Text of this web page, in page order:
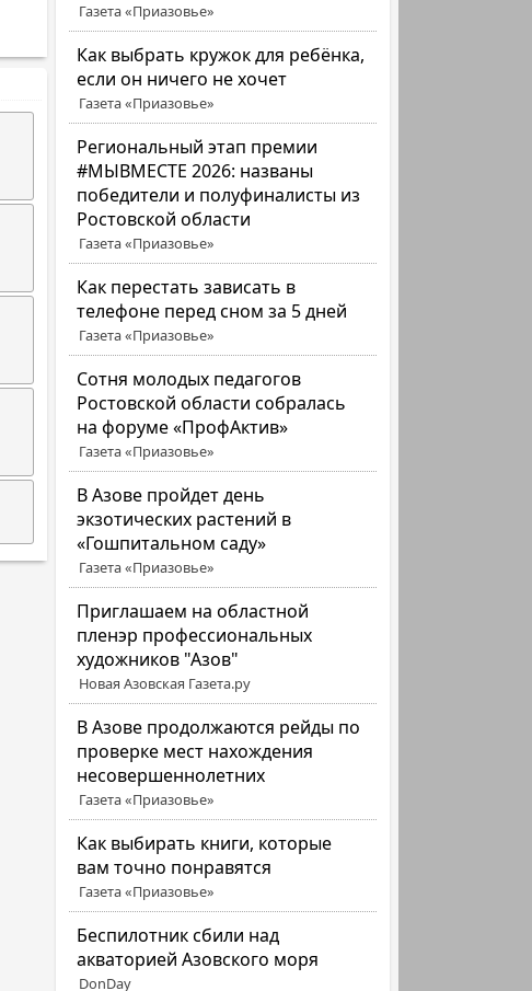
Газета «Приазовье»
Как выбрать кружок для ребёнка,
если он ничего не хочет
Газета «Приазовье»
Региональный этап премии
#МЫВМЕСТЕ 2026: названы
победители и полуфиналисты из
Ростовской области
Газета «Приазовье»
Как перестать зависать в
телефоне перед сном за 5 дней
Газета «Приазовье»
Сотня молодых педагогов
Ростовской области собралась
на форуме «ПрофАктив»
Газета «Приазовье»
В Азове пройдет день
экзотических растений в
«Гошпитальном саду»
Газета «Приазовье»
Приглашаем на областной
пленэр профессиональных
художников "Азов"
Новая Азовская Газета.ру
В Азове продолжаются рейды по
проверке мест нахождения
несовершеннолетних
Газета «Приазовье»
Как выбирать книги, которые
вам точно понравятся
Газета «Приазовье»
Беспилотник сбили над
акваторией Азовского моря
DonDay